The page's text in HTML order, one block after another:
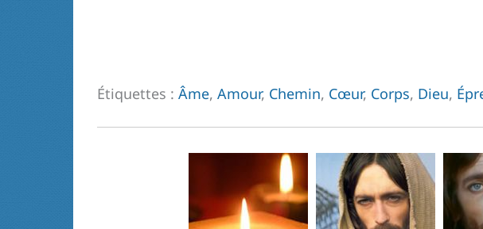
Étiquettes : Âme, Amour, Chemin, Cœur, Corps, Dieu,